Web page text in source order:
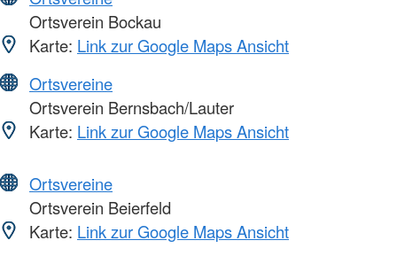
Ortsverein Bockau
Karte: Link zur Google Maps Ansicht
Ortsvereine
Ortsverein Bernsbach/Lauter
Karte: Link zur Google Maps Ansicht
Ortsvereine
Ortsverein Beierfeld
Karte: Link zur Google Maps Ansicht